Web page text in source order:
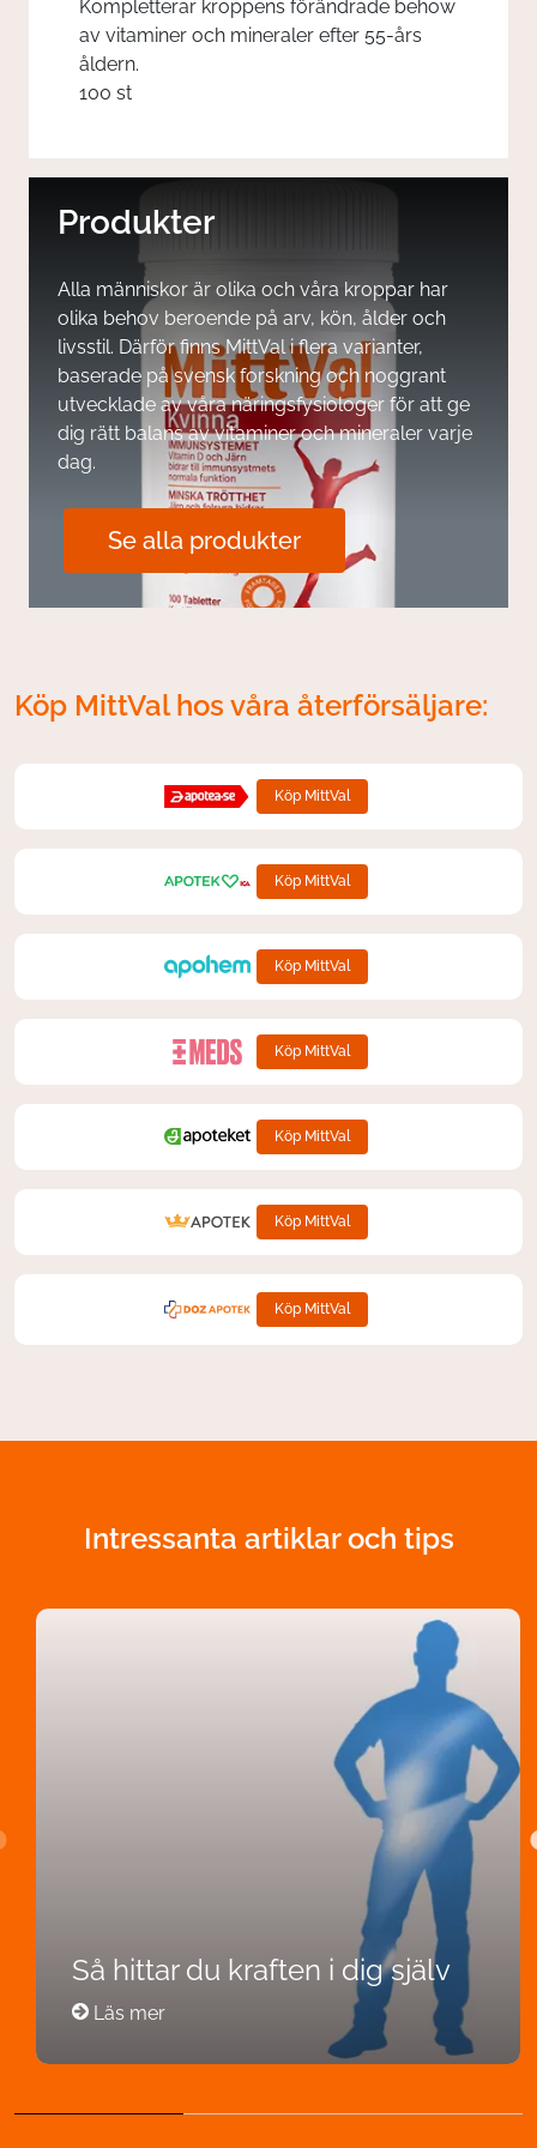
Kompletterar kroppens förändrade behow
av vitaminer och mineraler efter 55-års
åldern.
100 st
Produkter
Alla människor är olika och våra kroppar har
olika behov beroende på arv, kön, ålder och
livsstil. Därför finns MittVal i flera varianter,
baserade på svensk forskning och noggrant
utvecklade av våra näringsfysiologer för att ge
dig rätt balans av vitaminer och mineraler varje
dag.
Se alla produkter
Köp MittVal hos våra återförsäljare:
Köp MittVal
Köp MittVal
Köp MittVal
Köp MittVal
Köp MittVal
Köp MittVal
Köp MittVal
Intressanta artiklar och tips
Så hittar du kraften i dig själv
Läs mer